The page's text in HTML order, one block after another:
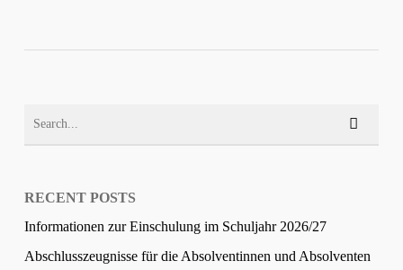
RECENT POSTS
Informationen zur Einschulung im Schuljahr 2026/27
Abschlusszeugnisse für die Absolventinnen und Absolventen